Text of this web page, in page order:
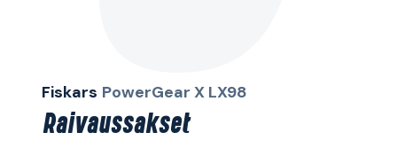
Fiskars PowerGear X LX98
Raivaussakset